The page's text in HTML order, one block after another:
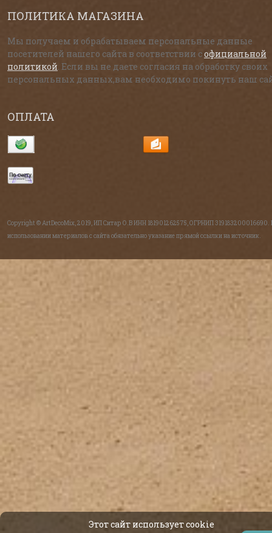
ПОЛИТИКА МАГАЗИНА
Мы получаем и обрабатываем персональные данные
посетителей нашего сайта в соответствии софициальной
политикой . Если вы не даете согласия на обработку своих
персональных данных,вам необходимо покинуть наш
ОПЛАТА
Copyright © ArtDecoMix, 2019, ИП Ситар О.В ИНН 181901262575, ОГРНИП 319183200016690.
использовании материалов с сайта обязательно указание прямой ссылки на источник.
Этот сайт использует cookie